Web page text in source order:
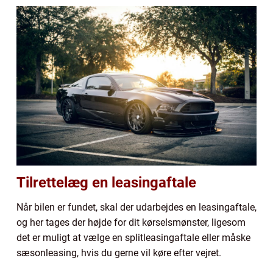
Tilrettelæg en leasingaftale
Når bilen er fundet, skal der udarbejdes en leasingaftale,
og her tages der højde for dit kørselsmønster, ligesom
det er muligt at vælge en splitleasingaftale eller måske
sæsonleasing, hvis du gerne vil køre efter vejret.